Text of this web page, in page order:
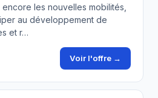
les nouvelles mobilités,
au développement de
et r…
Voir l'offre →